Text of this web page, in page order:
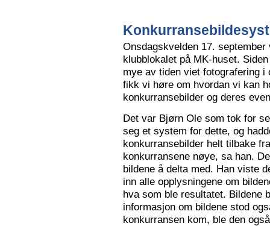
Onsdagskvelden 17.
klubblokalet på MK-huset.
mye av tiden viet fotografering
fikk vi høre om hvordan vi kan
konkurransebilder og deres
Det var Bjørn Ole som tok for
seg et system for dette, og
konkurransebilder helt tilbake
konkurransene nøye, sa han.
bildene å delta med. Han viste
inn alle opplysningene om
hva som ble resultatet. Bildene
informasjon om bildene stod
konkurransen kom, ble den